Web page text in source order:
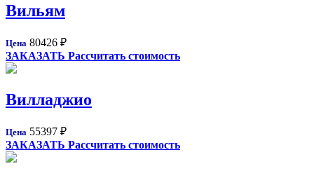
Вильям
Цена 80426 ₽
ЗАКАЗАТЬ Рассчитать стоимость
Вилладжио
Цена 55397 ₽
ЗАКАЗАТЬ Рассчитать стоимость